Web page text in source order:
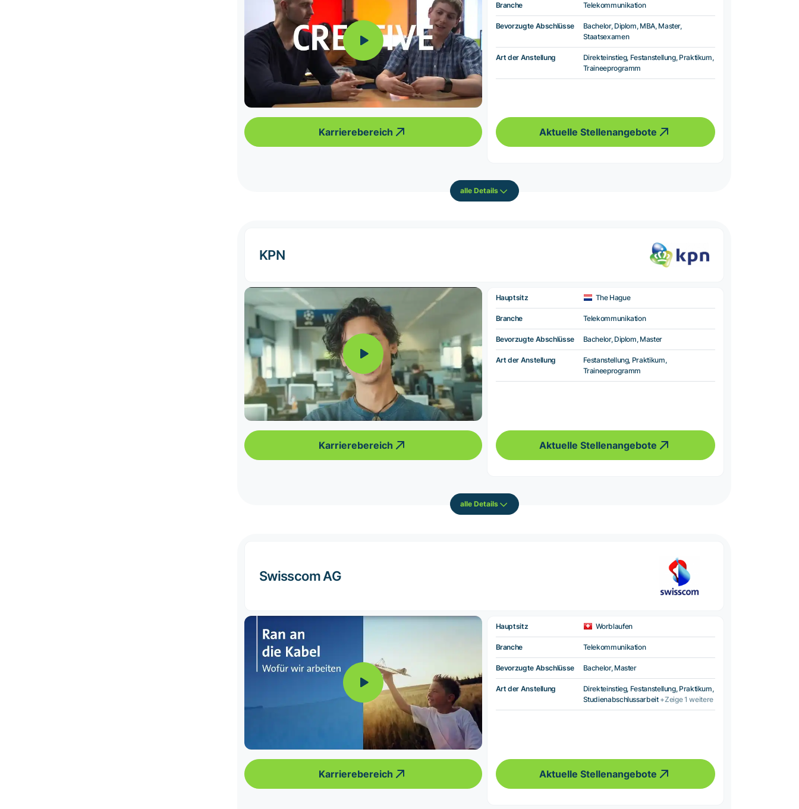
Karrierebereich
Branche Telekommunikation
Bevorzugte Abschlüsse
Bachelor, Diplom, MBA, Master,
Staatsexamen
Art der Anstellung
Direkteinstieg, Festanstellung, Praktikum,
Traineeprogramm
Aktuelle Stellenangebote
alle Details
KPN
Karrierebereich
Hauptsitz The Hague
Branche Telekommunikation
Bevorzugte Abschlüsse Bachelor, Diplom, Master
Art der Anstellung
Festanstellung, Praktikum,
Traineeprogramm
Aktuelle Stellenangebote
alle Details
Swisscom AG
Karrierebereich
Hauptsitz Worblaufen
Branche Telekommunikation
Bevorzugte Abschlüsse Bachelor, Master
Art der Anstellung
Direkteinstieg, Festanstellung, Praktikum,
Studienabschlussarbeit +Zeige 1 weitere
Aktuelle Stellenangebote